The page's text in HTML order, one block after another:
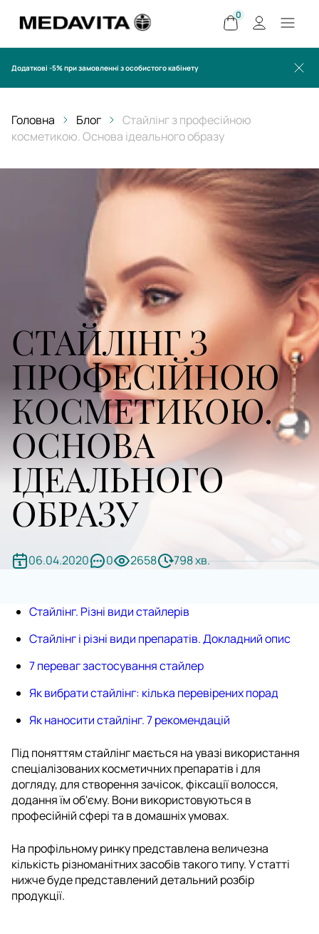
0
Додаткові -5% при замовленні з особистого кабінету
СТАЙЛІНГ З
ПРОФЕСІЙНОЮ
КОСМЕТИКОЮ.
ОСНОВА
ІДЕАЛЬНОГО
ОБРАЗУ
06.04.2020 0 2658 798 хв.
Головна Блог
Стайлінг з професійною
косметикою. Основа ідеального образу
Стайлінг. Різні види стайлерів
Стайлінг і різні види препаратів. Докладний опис
7 переваг застосування стайлер
Як вибрати стайлінг: кілька перевірених порад
Як наносити стайлінг. 7 рекомендацій
Під поняттям стайлінг мається на увазі використання
спеціалізованих косметичних препаратів і для
догляду, для створення зачісок, фіксації волосся,
додання їм об'єму. Вони використовуються в
професійній сфері та в домашніх умовах.
На профільному ринку представлена ​​величезна
кількість різноманітних засобів такого типу. У статті
нижче буде представлений детальний розбір
продукції.